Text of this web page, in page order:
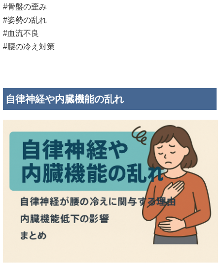
#骨盤の歪み
#姿勢の乱れ
#血流不良
#腰の冷え対策
自律神経や内臓機能の乱れ